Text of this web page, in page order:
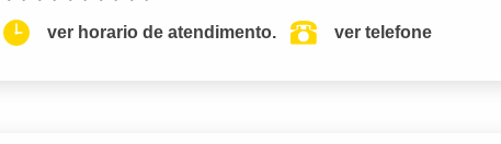
ver horario de atendimento. ver telefone